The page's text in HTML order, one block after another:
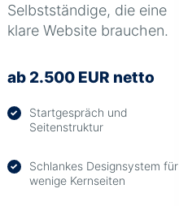
Selbstständige, die eine
klare Website brauchen.
ab 2.500 EUR netto
✓
Startgespräch und
Seitenstruktur
✓
Schlankes Designsystem für
wenige Kernseiten